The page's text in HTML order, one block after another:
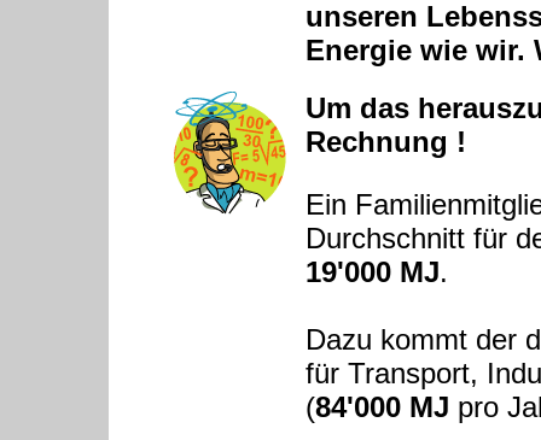
unseren
Energie wie wir.
Um das
Rechnung !
Ein
Durchschnitt für
19'000 MJ.
Dazu kommt der
für Transport,
(84'000 MJ pro